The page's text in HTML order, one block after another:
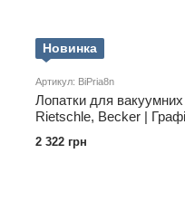
Новинка
Артикул: BiPria8n
Лопатки для вакуумних
Rietschle, Becker |
2 322 грн